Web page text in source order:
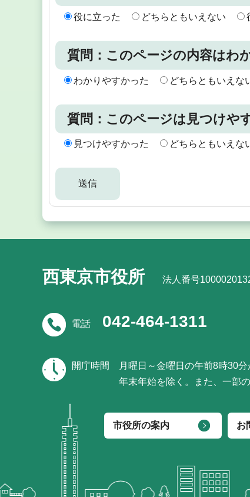
役に立った どちらともいえない
質問：このページの内容はわ
わかりやすかった どちらともいえな
質問：このページは見つけや
見つけやすかった どちらともいえな
西東京市役所 法人番号
電話 042-464-1311
開庁時間
月曜日～金曜日の午前8時30分
年末年始を除く。また、一部
市役所の案内 お